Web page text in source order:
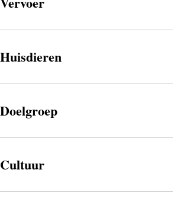
Huisdieren
Doelgroep
Cultuur